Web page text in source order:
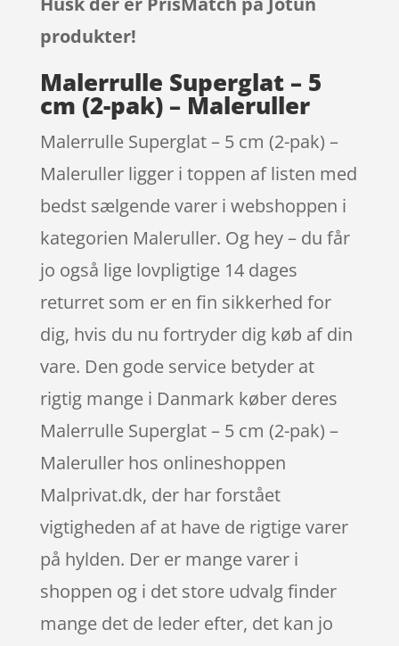
produkter!
Malerrulle Superglat – 5
cm (2-pak) – Maleruller
Malerrulle Superglat – 5 cm (2-pak) –
Maleruller ligger i toppen af listen med
bedst sælgende varer i webshoppen i
kategorien Maleruller. Og hey – du får
jo også lige lovpligtige 14 dages
returret som er en fin sikkerhed for
dig, hvis du nu fortryder dig køb af din
vare. Den gode service betyder at
rigtig mange i Danmark køber deres
Malerrulle Superglat – 5 cm (2-pak) –
Maleruller hos onlineshoppen
Malprivat.dk, der har forstået
vigtigheden af at have de rigtige varer
på hylden. Der er mange varer i
shoppen og i det store udvalg finder
mange det de leder efter, det kan jo